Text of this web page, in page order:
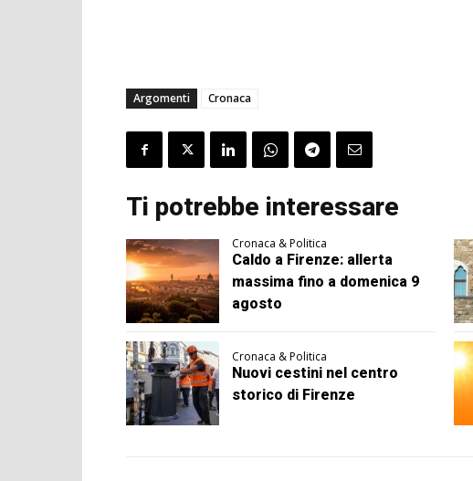
Argomenti Cronaca
Ti potrebbe interessare
Cronaca & Politica
Caldo a Firenze: allerta
massima fino a domenica 9
agosto
Cronaca & Politica
Nuovi cestini nel centro
storico di Firenze